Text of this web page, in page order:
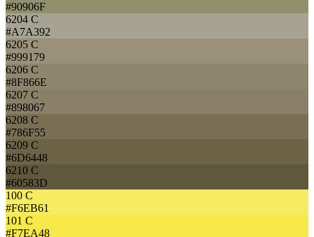
#90906F
6204 C
#A7A392
6205 C
#999179
6206 C
#8F866E
6207 C
#898067
6208 C
#786F55
6209 C
#6D6448
6210 C
#60583D
100 C
#F6EB61
101 C
#F7EA48